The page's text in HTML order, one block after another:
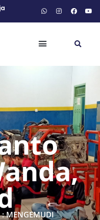
MENGEMUDI